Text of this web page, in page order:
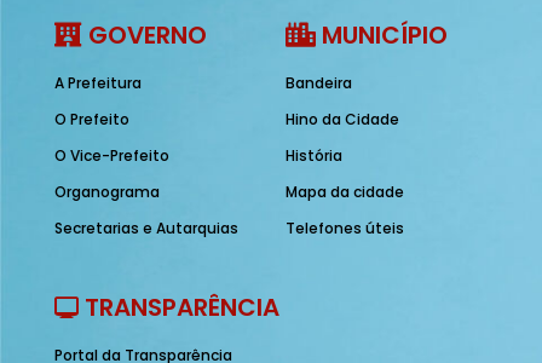
GOVERNO
A Prefeitura
O Prefeito
O Vice-Prefeito
Organograma
Secretarias e Autarquias
MUNICÍPIO
Bandeira
Hino da Cidade
História
Mapa da cidade
Telefones úteis
TRANSPARÊNCIA
Portal da Transparência